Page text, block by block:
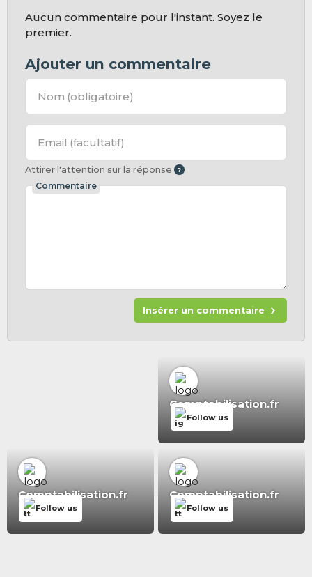
Aucun commentaire pour l'instant. Soyez le
premier.
Ajouter un commentaire
Nom (obligatoire)
Email (facultatif)
Attirer l'attention sur la réponse
Commentaire
Insérer un commentaire
Comptabilisation.fr
Follow us
Comptabilisation.fr
Follow us
Comptabilisation.fr
Follow us